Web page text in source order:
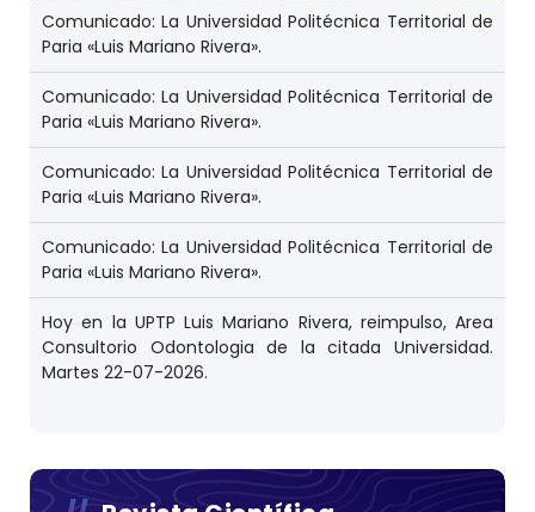
Comunicado: La Universidad Politécnica Territorial de
Paria «Luis Mariano Rivera».
Comunicado: La Universidad Politécnica Territorial de
Paria «Luis Mariano Rivera».
Comunicado: La Universidad Politécnica Territorial de
Paria «Luis Mariano Rivera».
Comunicado: La Universidad Politécnica Territorial de
Paria «Luis Mariano Rivera».
Hoy en la UPTP Luis Mariano Rivera, reimpulso, Area
Consultorio Odontologia de la citada Universidad.
Martes 22-07-2026.